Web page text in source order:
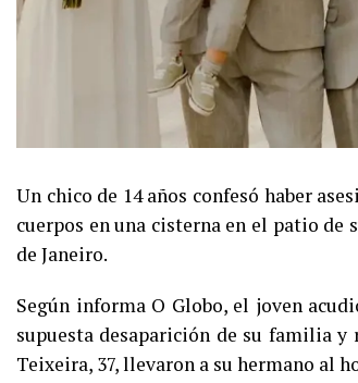
Un chico de 14 años confesó haber
cuerpos en una cisterna en el patio de
de Janeiro.
Según informa O Globo, el joven
supuesta desaparición de su familia
Teixeira, 37, llevaron a su hermano al